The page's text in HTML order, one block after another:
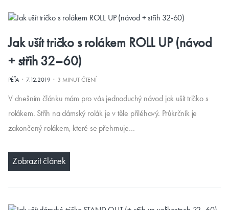
Jak ušít tričko s rolákem ROLL UP (návod
+ střih 32–60)
PÉŤA·7.12.2019· 3 MINUT ČTENÍ
V dnešním článku mám pro vás jednoduchý návod jak ušít tričko s
rolákem. Střih na dámský rolák je v těle přiléhavý. Průkrčník je
zakončený rolákem, které se přehrnuje…
Zobrazit článek